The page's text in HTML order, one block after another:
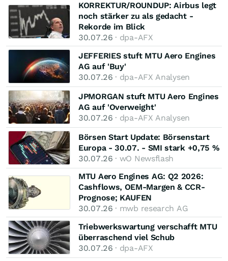
KORREKTUR/ROUNDUP: Airbus legt
noch stärker zu als gedacht -
Rekorde im Blick
30.07.26 · dpa-AFX
JEFFERIES stuft MTU Aero Engines
AG auf 'Buy'
30.07.26 · dpa-AFX Analysen
JPMORGAN stuft MTU Aero Engines
AG auf 'Overweight'
30.07.26 · dpa-AFX Analysen
Börsen Start Update: Börsenstart
Europa - 30.07. - SMI stark +0,75 %
30.07.26 · wO Newsflash
MTU Aero Engines AG: Q2 2026:
Cashflows, OEM-Margen & CCR-
Prognose; KAUFEN
30.07.26 · mwb research AG
Triebwerkswartung verschafft MTU
überraschend viel Schub
30.07.26 · dpa-AFX